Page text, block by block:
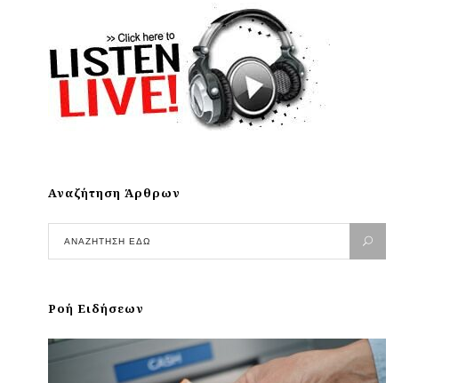
Αναζήτηση Άρθρων
Ροή Ειδήσεων